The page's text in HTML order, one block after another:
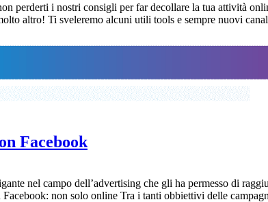
perderti i nostri consigli per far decollare la tua attività
altro! Ti sveleremo alcuni utili tools e sempre nuovi
Facebook
nel campo dell’advertising che gli ha permesso di
non solo online Tra i tanti obbiettivi delle